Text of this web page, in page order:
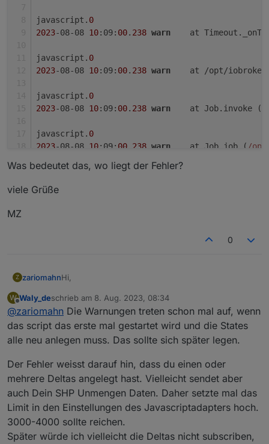
javascript. 0
2023-08-08 10:09: 00. 238 warn
at
javascript. 0
2023-08-08 10:09: 00. 238 warn
at /opt/
javascript. 0
2023-08-08 10:09: 00. 238 warn
	at Job.invoke (
javascript. 0
2023-08-08 10:09: 00 238 warn
	at Job.job (
/
javascript.0
2023
Was bedeutet das, wo liegt der Fehler?
viele Grüße
MZ
0
Z zariomahnHi,
ich habe ja nur mein SHP eingestellt mit der
Seriennummer, da ich kein PowerStream habe um
zu sehen was ich auslesen kann.
Bekomme aber beim starten des Skripts diese
Fehlermeldung.
2023-08-08 10:10:13.659	error	Script
2023-08-08 10:09:00.238	warn	at
javascript.0
2023-08-08 10:09:00.238	warn	at
javascript.0
2023-08-08 10:09:00.238	warn	at
Was bedeutet das, wo liegt der Fehler?
viele Grüße
MZ
W
Offline
Waly_deschrieb am 8. Aug. 2023, 08:34
zuletzt editiert von
@zariomahn Die Warnungen treten schon mal auf, wenn
das script das erste mal gestartet wird und die States
alle neu anlegen muss. Das sollte sich später legen.
Der Fehler weisst darauf hin, dass du einen oder
mehrere Deltas angelegt hast. Vielleicht sendet aber
auch Dein SHP Unmengen Daten. Daher setzte mal das
Limit in den Einstellungen des Javascriptadapters hoch.
3000-4000 sollte reichen.
Später würde ich vielleicht die Deltas nicht subscriben,